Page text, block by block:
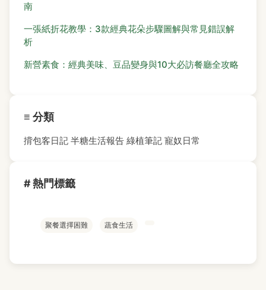
南
一張紙折花教學：3款經典花朵步驟圖解與常見錯誤解
析
新營素食：經典美味、豆品變身與10大必訪餐廳全攻略
≡ 分類
揹包客日記 半糖生活報告 綠植筆記 寵奴日常
# 熱門標籤
聚餐選擇困難 蔬食生活